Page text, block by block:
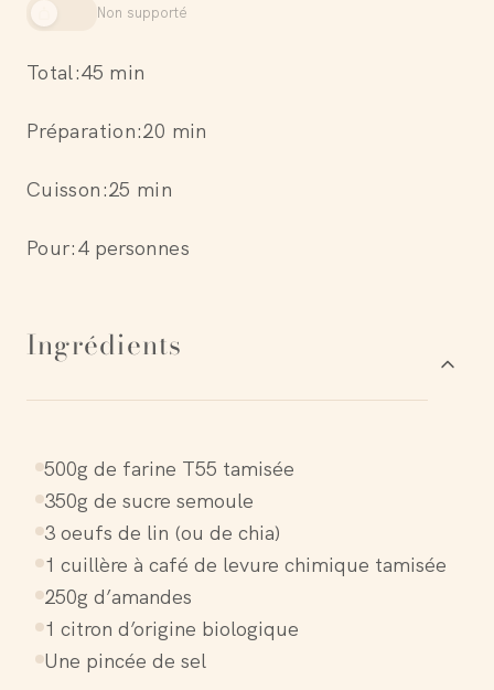
Non supporté
Total:45 min
Préparation:20 min
Cuisson:25 min
Pour:4 personnes
Ingrédients
500g de farine T55 tamisée
350g de sucre semoule
3 oeufs de lin (ou de chia)
1 cuillère à café de levure chimique tamisée
250g d’amandes
1 citron d’origine biologique
Une pincée de sel